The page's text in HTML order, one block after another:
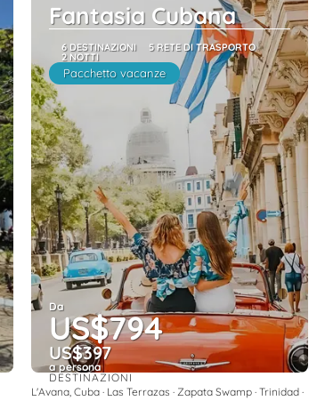
Fantasia Cubana
6 DESTINAZIONI 5 RETE DI TRASPORTO
2 NOTTI
Pacchetto vacanze
Da
US$794
US$397
a persona
Vedere
DESTINAZIONI
L'Avana, Cuba · Las Terrazas · Zapata Swamp · Trinidad ·